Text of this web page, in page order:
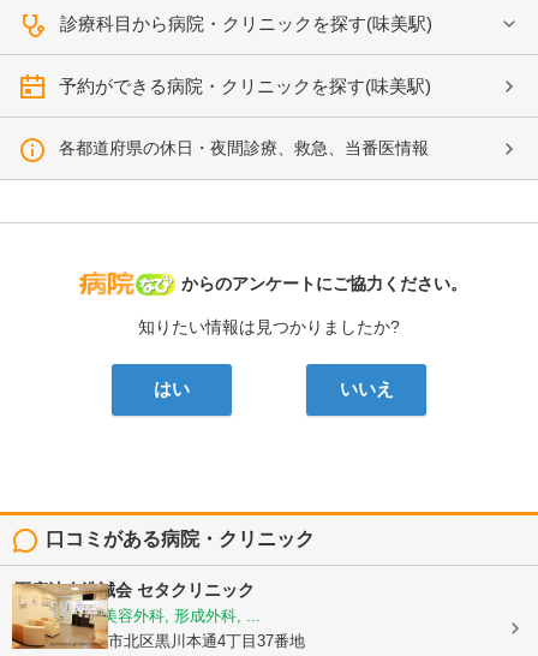
診療科目から病院・クリニックを探す(味美駅)
予約ができる病院・クリニックを探す(味美駅)
各都道府県の休日・夜間診療、救急、当番医情報
病院なび
からのアンケートにご協力ください。
知りたい情報は見つかりましたか?
はい いいえ
口コミがある病院・クリニック
医療法人浩誠会 セタクリニック
美容皮膚科, 美容外科, 形成外科, ...
愛知県名古屋市北区黒川本通4丁目37番地